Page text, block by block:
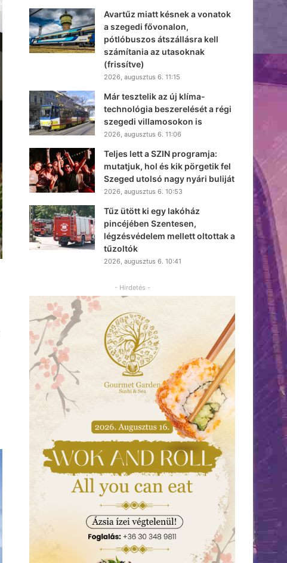
Avartűz miatt késnek a vonatok
a szegedi fővonalon,
pótlóbuszos átszállásra kell
számítania az utasoknak
(frissítve)
2026, augusztus 6. 11:15
Már tesztelik az új klíma-
technológia beszerelését a régi
szegedi villamosokon is
2026, augusztus 6. 11:06
Teljes lett a SZIN programja:
mutatjuk, hol és kik pörgetik fel
Szeged utolsó nagy nyári buliját
2026, augusztus 6. 10:53
Tűz ütött ki egy lakóház
pincéjében Szentesen,
légzésvédelem mellett oltottak a
tűzoltók
2026, augusztus 6. 10:41
- Hirdetés -